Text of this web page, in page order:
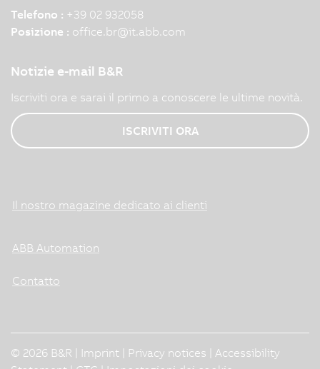
Telefono : +39 02 932058
Posizione : office.br@it.abb.com
Notizie e-mail B&R
Iscriviti ora e sarai il primo a conoscere le ultime novità.
ISCRIVITI ORA
Il nostro magazine dedicato ai clienti
ABB Automation
Contatto
© 2026 B&R | Imprint Privacy notices
Accessibility